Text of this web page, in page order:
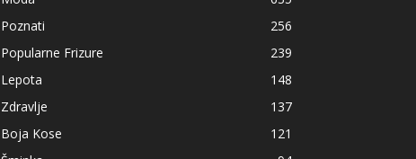
Poznati
256
Popularne Frizure
239
Lepota
148
Zdravlje
137
Boja Kose
121